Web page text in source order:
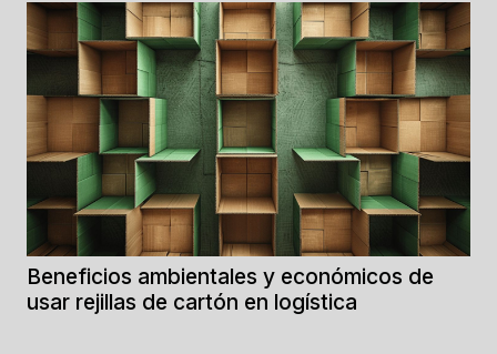
Beneficios ambientales y económicos de
usar rejillas de cartón en logística